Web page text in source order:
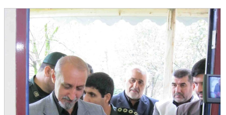
چندرسانه ای
مسیر گردشگری دیلمان